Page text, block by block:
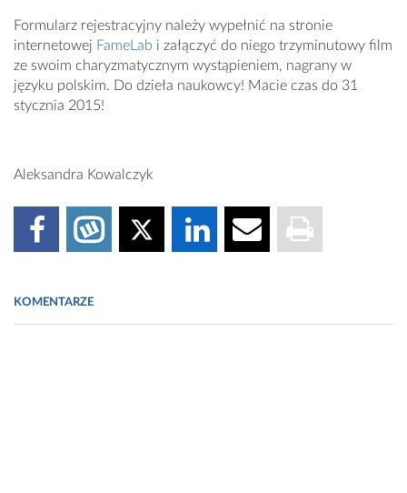
Formularz rejestracyjny należy wypełnić na stronie
internetowej FameLab i załączyć do niego trzyminutowy film
ze swoim charyzmatycznym wystąpieniem, nagrany w
języku polskim. Do dzieła naukowcy! Macie czas do 31
stycznia 2015!
Aleksandra Kowalczyk
KOMENTARZE